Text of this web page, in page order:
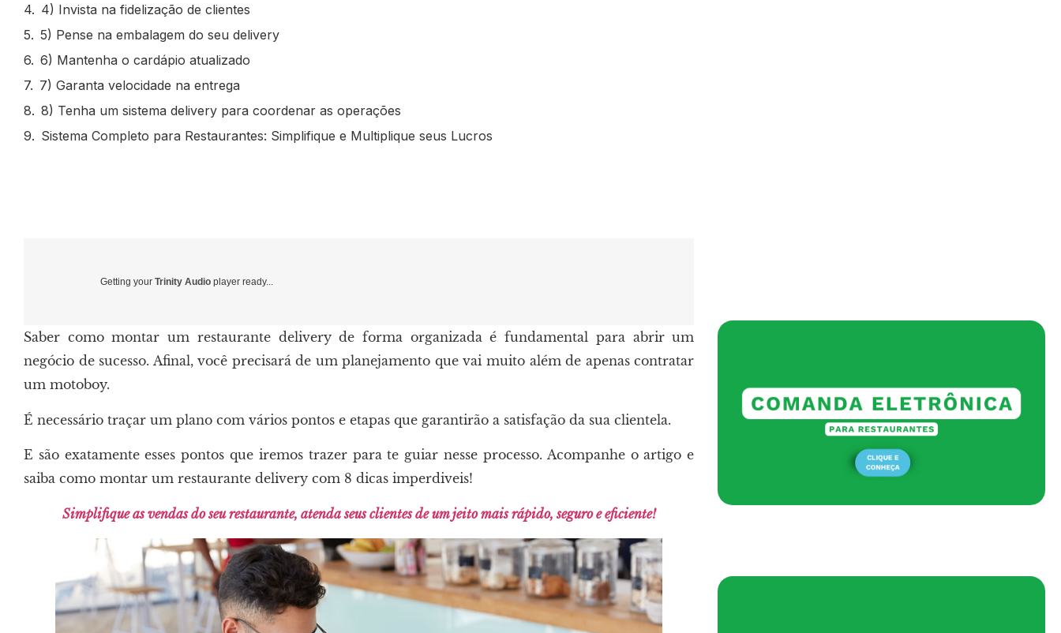
4) Invista na fidelização de clientes
5) Pense na embalagem do seu delivery
6) Mantenha o cardápio atualizado
7) Garanta velocidade na entrega
8) Tenha um sistema delivery para coordenar as operações
Sistema Completo para Restaurantes: Simplifique e Multiplique seus Lucros
Getting your Trinity Audio player ready...
Saber como montar um restaurante delivery de forma organizada é fundamental para abrir um
negócio de sucesso. Afinal, você precisará de um planejamento que vai muito além de apenas contratar
um motoboy.
É necessário traçar um plano com vários pontos e etapas que garantirão a satisfação da sua clientela.
E são exatamente esses pontos que iremos trazer para te guiar nesse processo. Acompanhe o artigo e
saiba como montar um restaurante delivery com 8 dicas imperdiveis!
Simplifique as vendas do seu restaurante, atenda seus clientes de um jeito mais rápido, seguro e eficiente!